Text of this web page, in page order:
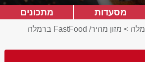
מסעדות מתכונים
> מזון מהיר/ FastFood ברמלה